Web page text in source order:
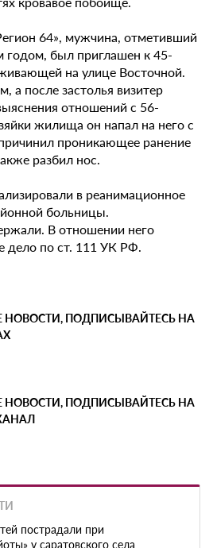
64», мужчина, отметивший
годом, был приглашен к 45-
на улице Восточной.
а после застолья визитер
отношений с 56-
жилища он напал на него с
проникающее ранение
разбил нос.
в реанимационное
больницы.
В отношении него
дело по ст. 111 УК РФ.
НОВОСТИ, ПОДПИСЫВАЙТЕСЬ НА
НОВОСТИ, ПОДПИСЫВАЙТЕСЬ НА
пострадали при
у саратовского села